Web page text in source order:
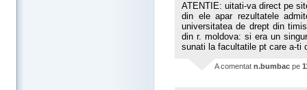
ATENTIE: uitati-va direct pe
din ele apar rezultatele
universitatea de drept din
din r. moldova: si era un
sunati la facultatile pt care a-ti
A comentat n.bumbac pe